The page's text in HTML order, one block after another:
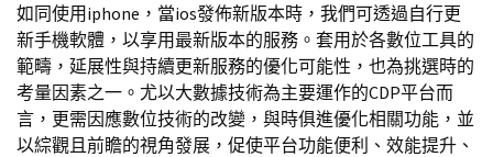
如同使用iphone，當ios發佈新版本時，我們可透過自行更
新手機軟體，以享用最新版本的服務。套用於各數位工具的
範疇，延展性與持續更新服務的優化可能性，也為挑選時的
考量因素之一。尤以大數據技術為主要運作的CDP平台而
言，更需因應數位技術的改變，與時俱進優化相關功能，並
以綜觀且前瞻的視角發展，促使平台功能便利、效能提升、